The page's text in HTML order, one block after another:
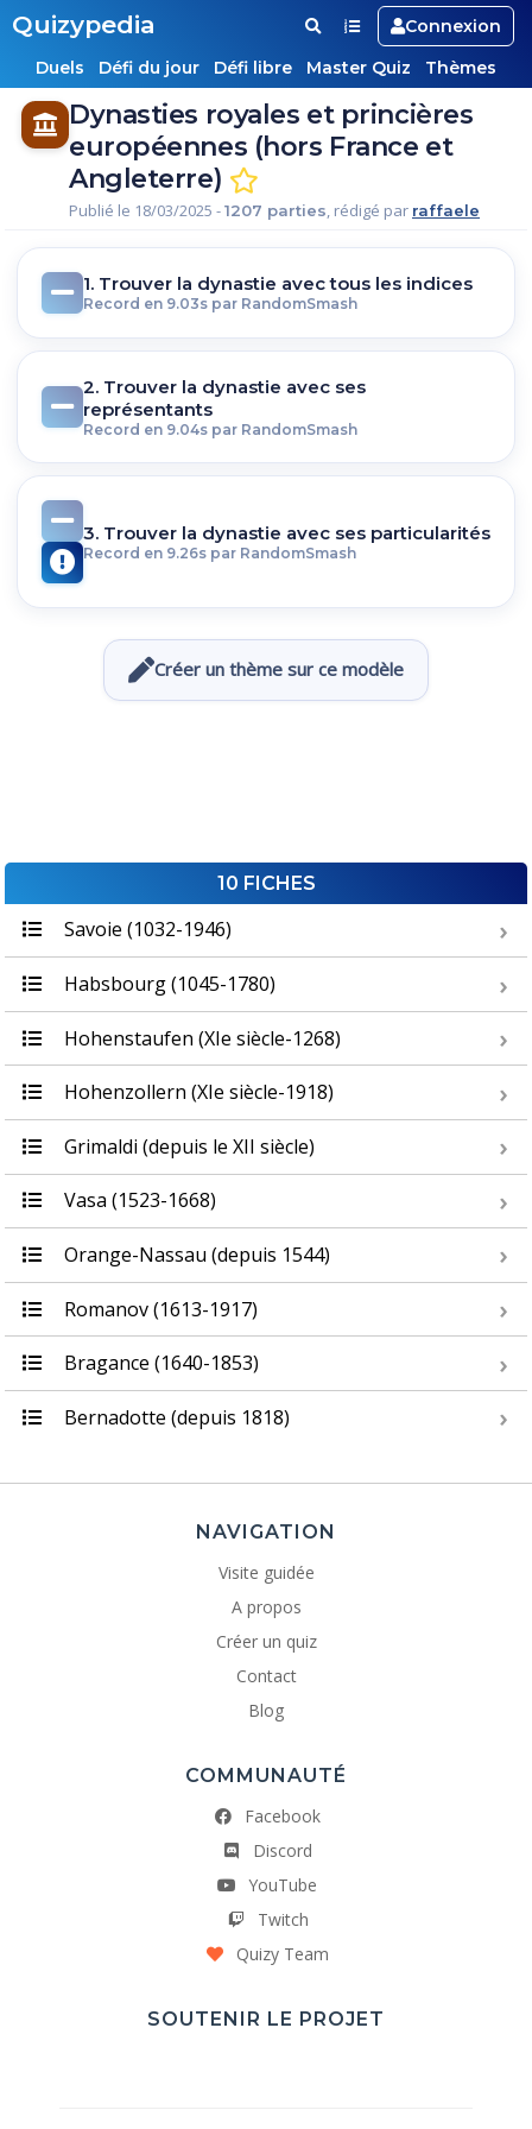
Quizypedia
Connexion
Duels
Défi du jour Défi libre Master Quiz Thèmes
Dynasties royales et princières
européennes (hors France et
Angleterre)
Publié le 18/03/2025 -1207 parties, rédigé par raffaele
1. Trouver la dynastie avec tous les indices
Record en 9.03s par RandomSmash
2. Trouver la dynastie avec ses
représentants
Record en 9.04s par RandomSmash
3. Trouver la dynastie avec ses particularités
Record en 9.26s par RandomSmash
Créer un thème sur ce modèle
10 FICHES
Savoie (1032-1946)
Habsbourg (1045-1780)
Hohenstaufen (XIe siècle-1268)
Hohenzollern (XIe siècle-1918)
Grimaldi (depuis le XII siècle)
Vasa (1523-1668)
Orange-Nassau (depuis 1544)
Romanov (1613-1917)
Bragance (1640-1853)
Bernadotte (depuis 1818)
NAVIGATION
Visite guidée
A propos
Créer un quiz
Contact
Blog
COMMUNAUTÉ
Facebook
Discord
YouTube
Twitch
Quizy Team
SOUTENIR LE PROJET